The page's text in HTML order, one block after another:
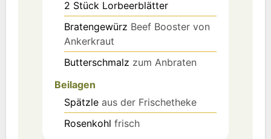
2 Stück Lorbeerblätter
Bratengewürz Beef Booster von
Ankerkraut
Butterschmalz zum Anbraten
Beilagen
Spätzle aus der Frischetheke
Rosenkohl frisch